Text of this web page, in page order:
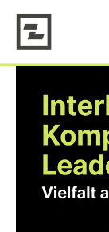
Inhalt
springen
Leadership:
Vielfalt
als
Stärke
Menge